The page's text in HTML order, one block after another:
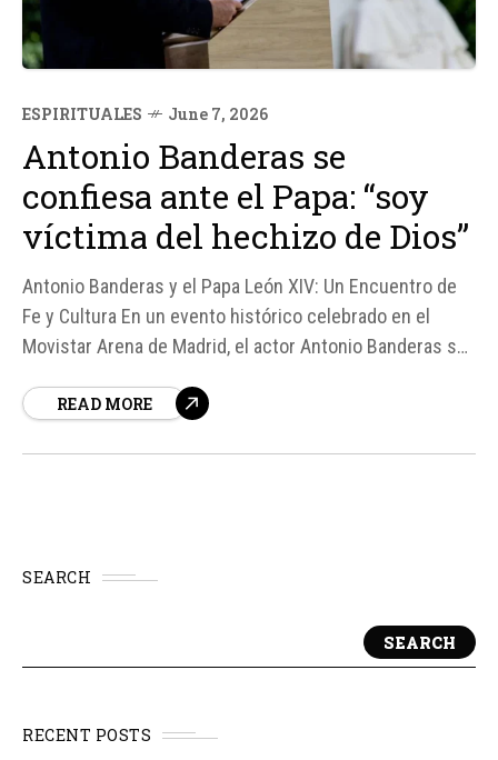
ESPIRITUALES June 7, 2026
Antonio Banderas se
confiesa ante el Papa: “soy
víctima del hechizo de Dios”
Antonio Banderas y el Papa León XIV: Un Encuentro de
Fe y Cultura En un evento histórico celebrado en el
Movistar Arena de Madrid, el actor Antonio Banderas se
a España. Según fuentes, Banderas dirigió un
READ MORE
SEARCH
SEARCH
RECENT POSTS